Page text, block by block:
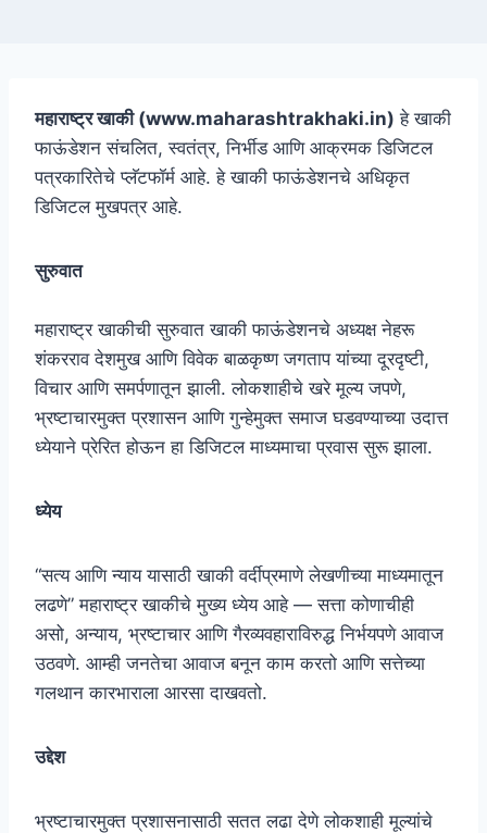
महाराष्ट्र खाकी (www.maharashtrakhaki.in) हे खाकी
फाऊंडेशन संचलित, स्वतंत्र, निर्भीड आणि आक्रमक डिजिटल
पत्रकारितेचे प्लॅटफॉर्म आहे. हे खाकी फाऊंडेशनचे अधिकृत
डिजिटल मुखपत्र आहे.
सुरुवात
महाराष्ट्र खाकीची सुरुवात खाकी फाऊंडेशनचे अध्यक्ष नेहरू
शंकरराव देशमुख आणि विवेक बाळकृष्ण जगताप यांच्या दूरदृष्टी,
विचार आणि समर्पणातून झाली. लोकशाहीचे खरे मूल्य जपणे,
भ्रष्टाचारमुक्त प्रशासन आणि गुन्हेमुक्त समाज घडवण्याच्या उदात्त
ध्येयाने प्रेरित होऊन हा डिजिटल माध्यमाचा प्रवास सुरू झाला.
ध्येय
“सत्य आणि न्याय यासाठी खाकी वर्दीप्रमाणे लेखणीच्या माध्यमातून
लढणे” महाराष्ट्र खाकीचे मुख्य ध्येय आहे — सत्ता कोणाचीही
असो, अन्याय, भ्रष्टाचार आणि गैरव्यवहाराविरुद्ध निर्भयपणे आवाज
उठवणे. आम्ही जनतेचा आवाज बनून काम करतो आणि सत्तेच्या
गलथान कारभाराला आरसा दाखवतो.
उद्देश
भ्रष्टाचारमुक्त प्रशासनासाठी सतत लढा देणे लोकशाही मूल्यांचे